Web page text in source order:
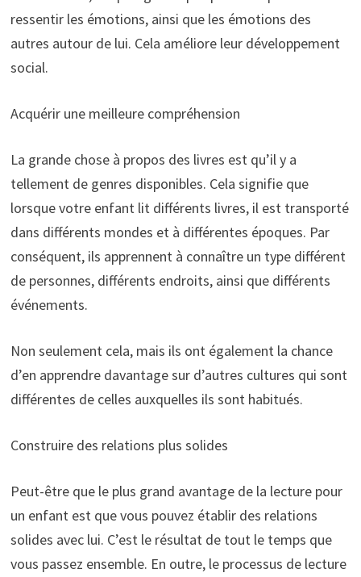
ressentir les émotions, ainsi que les émotions des
autres autour de lui. Cela améliore leur développement
social.
Acquérir une meilleure compréhension
La grande chose à propos des livres est qu’il y a
tellement de genres disponibles. Cela signifie que
lorsque votre enfant lit différents livres, il est transporté
dans différents mondes et à différentes époques. Par
conséquent, ils apprennent à connaître un type différent
de personnes, différents endroits, ainsi que différents
événements.
Non seulement cela, mais ils ont également la chance
d’en apprendre davantage sur d’autres cultures qui sont
différentes de celles auxquelles ils sont habitués.
Construire des relations plus solides
Peut-être que le plus grand avantage de la lecture pour
un enfant est que vous pouvez établir des relations
solides avec lui. C’est le résultat de tout le temps que
vous passez ensemble. En outre, le processus de lecture